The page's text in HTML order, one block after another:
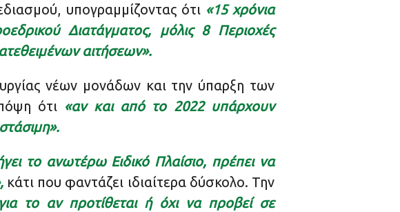
υπογραμμίζοντας ότι «15 χρόνια
Διατάγματος, μόλις 8 Περιοχές
αιτήσεων».
νέων μονάδων και την ύπαρξη των
ότι «αν και από το 2022 υπάρχουν
το ανωτέρω Ειδικό Πλαίσιο, πρέπει να
κάτι που φαντάζει ιδιαίτερα δύσκολο. Την
το αν προτίθεται ή όχι να προβεί σε